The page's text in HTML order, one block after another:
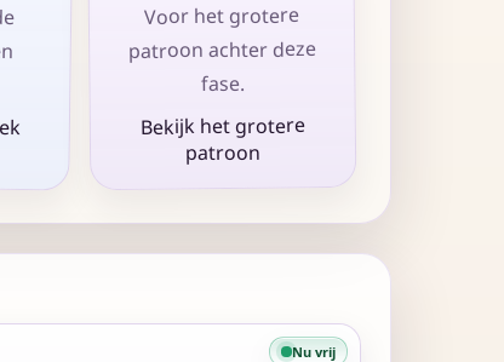
Voor het grotere
patroon achter deze
fase.
Bekijk het grotere
patroon
Nu vrij